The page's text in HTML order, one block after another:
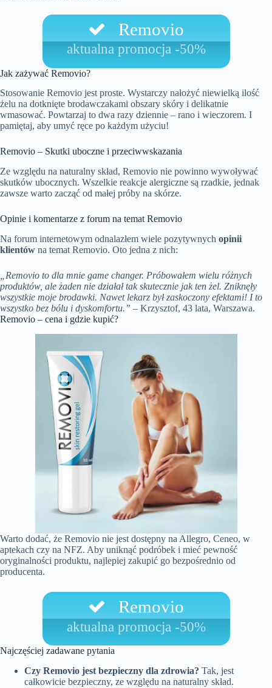
Removio
aktualna promocja -50%
Jak zażywać Removio?
Stosowanie Removio jest proste. Wystarczy nałożyć niewielką ilość
żelu na dotknięte brodawczakami obszary skóry i delikatnie
wmasować. Powtarzaj to dwa razy dziennie – rano i wieczorem. I
pamiętaj, aby umyć ręce po każdym użyciu!
Removio – Skutki uboczne i przeciwwskazania
Ze względu na naturalny skład, Removio nie powinno wywoływać
skutków ubocznych. Wszelkie reakcje alergiczne są rzadkie, jednak
zawsze warto zacząć od małej próby na skórze.
Opinie i komentarze z forum na temat Removio
Na forum internetowym odnalazłem wiele pozytywnych opinii
klientów na temat Removio. Oto jedna z nich:
„Removio to dla mnie game changer. Próbowałem wielu różnych
produktów, ale żaden nie działał tak skutecznie jak ten żel. Zniknęły
wszystkie moje brodawki. Nawet lekarz był zaskoczony efektami! I to
wszystko bez bólu i dyskomfortu.” – Krzysztof, 43 lata, Warszawa.
Removio – cena i gdzie kupić?
Warto dodać, że Removio nie jest dostępny na Allegro, Ceneo, w
aptekach czy na NFZ. Aby uniknąć podróbek i mieć pewność
oryginalności produktu, najlepiej zakupić go bezpośrednio od
producenta.
Removio
aktualna promocja -50%
Najczęściej zadawane pytania
Czy Removio jest bezpieczny dla zdrowia? Tak, jest
całkowicie bezpieczny, ze względu na naturalny skład.